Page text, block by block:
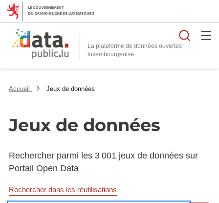
La plateforme de données ouvertes
Accueil Jeux de données
Jeux de données
Rechercher parmi les 3 001 jeux de données sur
Portail Open Data
Rechercher dans les réutilisations